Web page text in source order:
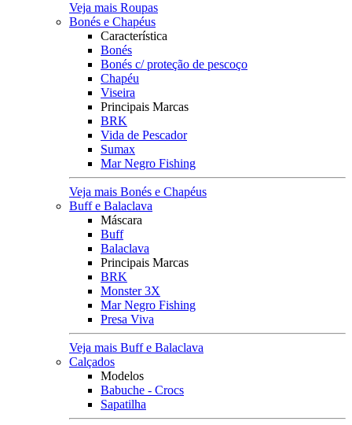
Veja mais Roupas
Bonés e Chapéus
Característica
Bonés
Bonés c/ proteção de pescoço
Chapéu
Viseira
Principais Marcas
BRK
Vida de Pescador
Sumax
Mar Negro Fishing
Veja mais Bonés e Chapéus
Buff e Balaclava
Máscara
Buff
Balaclava
Principais Marcas
BRK
Monster 3X
Mar Negro Fishing
Presa Viva
Veja mais Buff e Balaclava
Calçados
Modelos
Babuche - Crocs
Sapatilha